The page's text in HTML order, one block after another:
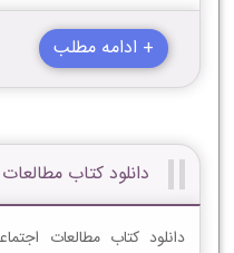
+ ادامه مطلب
دانلود کتاب
دانلود کتاب مطالعات